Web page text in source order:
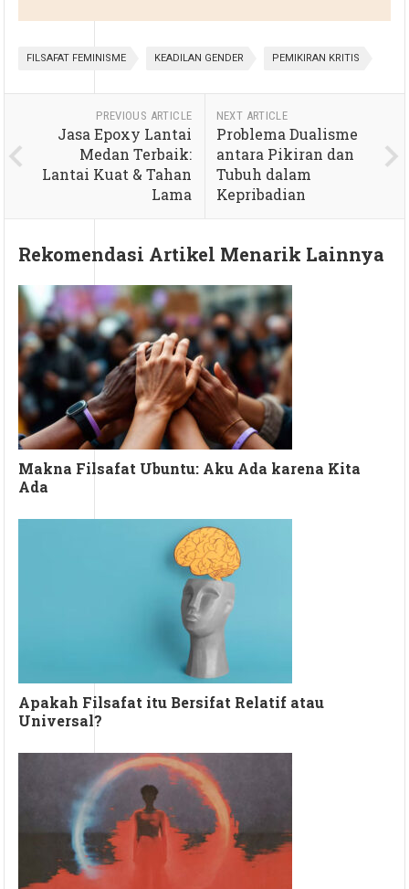
FILSAFAT FEMINISME KEADILAN GENDER PEMIKIRAN KRITIS
PREVIOUS ARTICLE
Jasa Epoxy Lantai
Medan Terbaik:
Lantai Kuat & Tahan
Lama
NEXT ARTICLE
Problema Dualisme
antara Pikiran dan
Tubuh dalam
Kepribadian
Rekomendasi Artikel Menarik Lainnya
Makna Filsafat Ubuntu: Aku Ada karena Kita
Ada
Apakah Filsafat itu Bersifat Relatif atau
Universal?